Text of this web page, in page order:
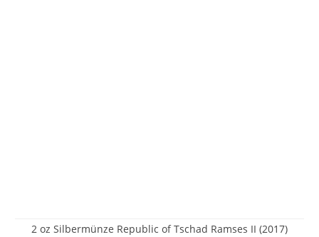
2 oz Silbermünze Republic of Tschad Ramses II (2017)